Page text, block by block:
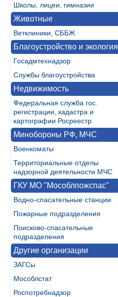
Школы, лицеи, гимназии
Животные
Ветклиники, СББЖ
Благоустройство и экология
Госадмтехнадзор
Службы благоустройства
Недвижимость
Федеральная служба гос.
регистрации, кадастра и
картографии Росреестр
Минобороны РФ, МЧС
Военкоматы
Территориальные отделы
надзорной деятельности МЧС
ГКУ МО "Мособлпожспас"
Водно-спасательные станции
Пожарные подразделения
Поисково-спасательные
подразделения
Другие организации
ЗАГСы
Мособлстат
Роспотребнадзор